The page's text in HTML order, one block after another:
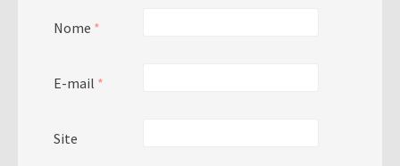
Nome *
E-mail *
Site